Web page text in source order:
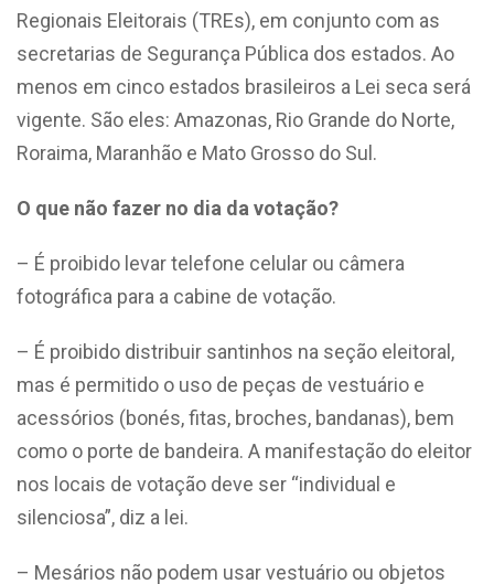
Regionais Eleitorais (TREs), em conjunto com as
secretarias de Segurança Pública dos estados. Ao
menos em cinco estados brasileiros a Lei seca será
vigente. São eles: Amazonas, Rio Grande do Norte,
Roraima, Maranhão e Mato Grosso do Sul.
O que não fazer no dia da votação?
– É proibido levar telefone celular ou câmera
fotográfica para a cabine de votação.
– É proibido distribuir santinhos na seção eleitoral,
mas é permitido o uso de peças de vestuário e
acessórios (bonés, fitas, broches, bandanas), bem
como o porte de bandeira. A manifestação do eleitor
nos locais de votação deve ser “individual e
silenciosa”, diz a lei.
– Mesários não podem usar vestuário ou objetos